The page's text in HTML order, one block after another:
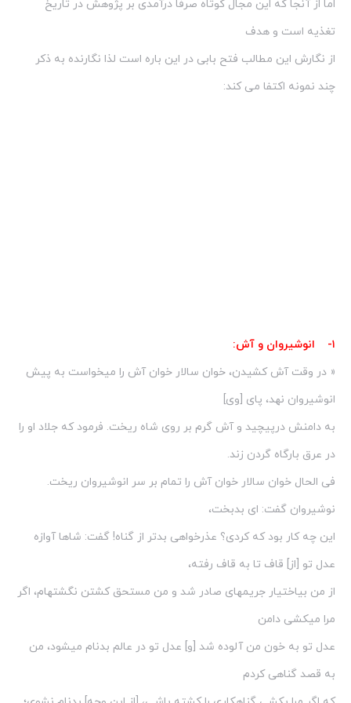
اما از آنجا که این مجال کوتاه صرفا درآمدی بر پژوهش در تاریخ
تغذیه است و هدف
از نگارش این مطالب فتح بابی در این باره است لذا نگارنده به ذکر
چند نمونه اکتفا می کند:
۱- انوشیروان و آش:
« در وقت آش‏ کشیدن، خوان سالار خوان آش‏ را می‏خواست به پیش
انوشیروان نهد، پای [وی‏]
به دامنش درپیچید و آش‏ گرم بر روی شاه ریخت. فرمود که جلاد او را
در عرق بارگاه گردن زند.
فی الحال خوان سالار خوان آش‏ را تمام بر سر انوشیروان ریخت.
نوشیروان گفت: ای بدبخت،
این چه کار بود که کردی؟ عذرخواهی بدتر از گناه! گفت: شاها آوازه
عدل تو [از] قاف تا به قاف رفته،
از من بی‏اختیار جریمه‏ای صادر شد و من مستحق کشتن نگشته‏ام، اگر
مرا می‏کشی دامن
عدل تو به خون من آلوده شد [و] عدل تو در عالم بدنام می‏شود، من
به قصد گناهی کردم